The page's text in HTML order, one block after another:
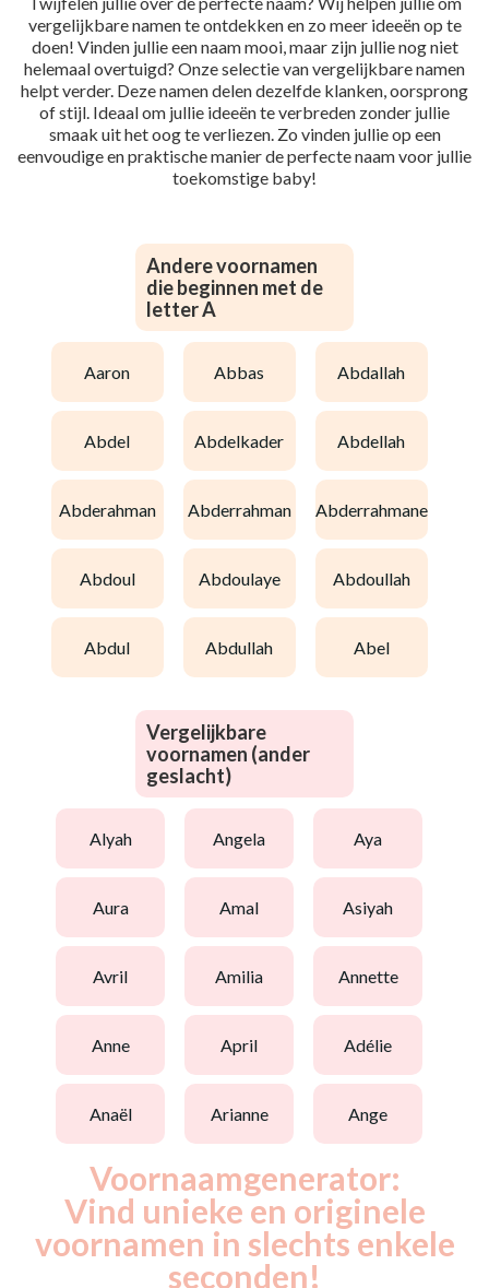
vergelijkbare namen te ontdekken en zo meer ideeën op te
doen! Vinden jullie een naam mooi, maar zijn jullie nog niet
helemaal overtuigd? Onze selectie van vergelijkbare namen
helpt verder. Deze namen delen dezelfde klanken, oorsprong
of stijl. Ideaal om jullie ideeën te verbreden zonder jullie
smaak uit het oog te verliezen. Zo vinden jullie op een
eenvoudige en praktische manier de perfecte naam voor jullie
toekomstige baby!
Andere voornamen
die beginnen met de
letter A
aaron abbas abdallah
abdel abdelkader abdellah
abderahman abderrahman abderrahmane
abdoul abdoulaye abdoullah
abdul abdullah abel
Vergelijkbare
voornamen (ander
geslacht)
alyah angela aya
aura amal asiyah
avril amilia annette
anne april adélie
anaël arianne ange
Voornaamgenerator:
Vind unieke en originele
voornamen in slechts enkele
seconden!